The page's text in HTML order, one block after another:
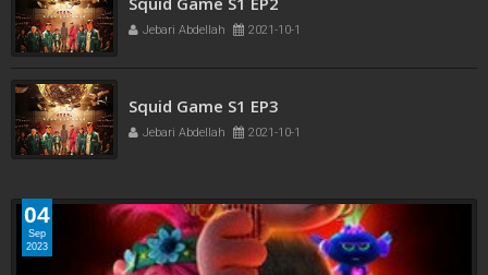
Jebari Abdellah 2021-10-1
Squid Game S1 EP3
Jebari Abdellah 2021-10-1
04
Sep
2023